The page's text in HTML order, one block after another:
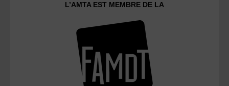
L’AMTA EST MEMBRE DE LA